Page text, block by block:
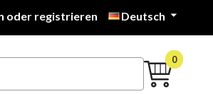
oder registrieren Deutsch 
0